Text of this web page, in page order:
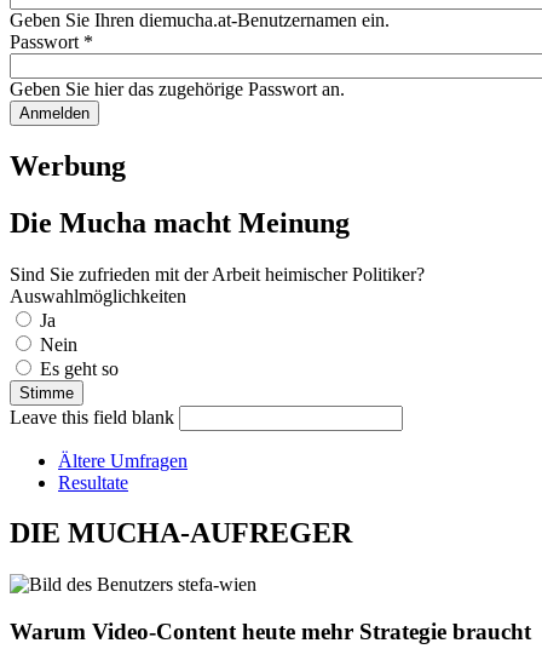
Geben Sie Ihren diemucha.at-Benutzernamen ein.
Passwort *
Geben Sie hier das zugehörige Passwort an.
Werbung
Die Mucha macht Meinung
Sind Sie zufrieden mit der Arbeit heimischer Politiker?
Auswahlmöglichkeiten
Ja
Nein
Es geht so
Leave this field blank
Ältere Umfragen
Resultate
DIE MUCHA-AUFREGER
Warum Video-Content heute mehr Strategie braucht